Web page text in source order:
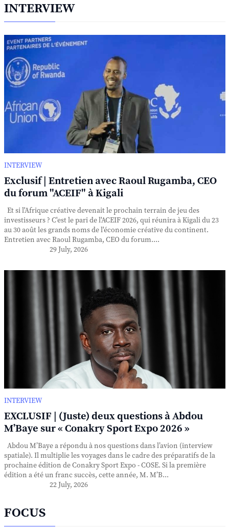
INTERVIEW
INTERVIEW
Exclusif | Entretien avec Raoul Rugamba, CEO
du forum "ACEIF" à Kigali
Et si l'Afrique créative devenait le prochain terrain de jeu des
investisseurs ? C'est le pari de l'ACEIF 2026, qui réunira à Kigali du 23
au 30 août les grands noms de l'économie créative du continent.
Entretien avec Raoul Rugamba, CEO du forum....
29 July, 2026
INTERVIEW
EXCLUSIF | (Juste) deux questions à Abdou
M’Baye sur « Conakry Sport Expo 2026 »
Abdou M’Baye a répondu à nos questions dans l’avion (interview
spatiale). Il multiplie les voyages dans le cadre des préparatifs de la
prochaine édition de Conakry Sport Expo - COSE. Si la première
édition a été un franc succès, cette année, M. M’B...
22 July, 2026
FOCUS